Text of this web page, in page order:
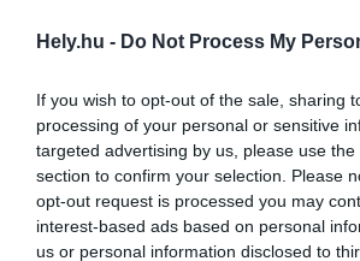
Hely.hu - Do Not Process My
If you wish to opt-out of the sale, sharing
processing of your personal or sensitive
targeted advertising by us, please use
section to confirm your selection. Please
opt-out request is processed you may
interest-based ads based on personal
us or personal information disclosed to
szervezők, hogyan lehet a
anyagokat és a tudást
társadalmilag integratív városi
kialakítani.
A Tungsram-gyár régen (fotó: